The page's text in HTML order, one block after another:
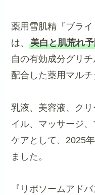
薬用雪肌精『ブライ
は、美白と肌荒れ
自の有効成分グリ
配合した薬用マルチ
乳液、美容液、ク
イル、マッサージ
ケアとして、2025
ました。
『リポソームアド